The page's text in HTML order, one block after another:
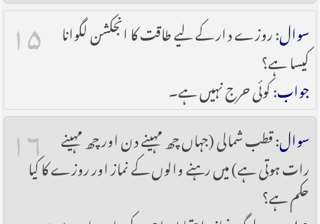
۱۵ سوال: روزے دار کے لیے طاقت کا انجکشن لگوانا
کیسا ہے؟
جواب: کوئی حرج نہیں ہے۔
۱۶ سوال: قطب شمالی (جہاں چھ مہینے دن اور چھ مہینے
رات ہوتی ہے) میں رہنے والوں کے نماز اور روزے کا کیا
حکم ہے؟